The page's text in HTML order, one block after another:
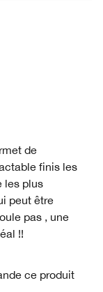
de
finis les
les plus
peut être
pas , une
!!
ce produit